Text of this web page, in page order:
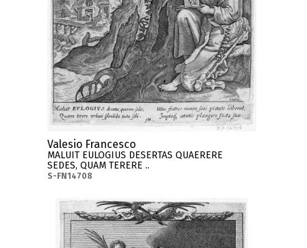
Valesio Francesco
MALUIT EULOGIUS DESERTAS QUAERERE
SEDES, QUAM TERERE ..
S-FN14708